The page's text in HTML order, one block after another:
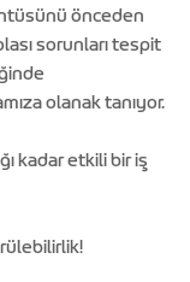
önceden
sorunları tespit
olanak tanıyor.
kadar etkili bir iş